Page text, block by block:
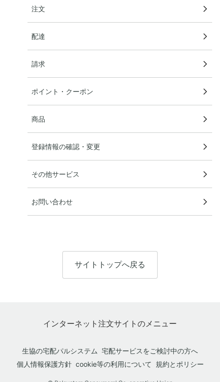
注文
配達
請求
ポイント・クーポン
商品
登録情報の確認・変更
その他サービス
お問い合わせ
サイトトップへ戻る
インターネット注文サイトのメニュー
生協の宅配パルシステム 宅配サービスをご検討中の方へ
個人情報保護方針 cookie等の利用について 規約とポリシー